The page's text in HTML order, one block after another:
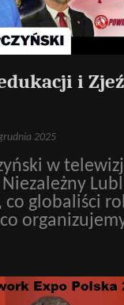
i
2025
w
co globaliści